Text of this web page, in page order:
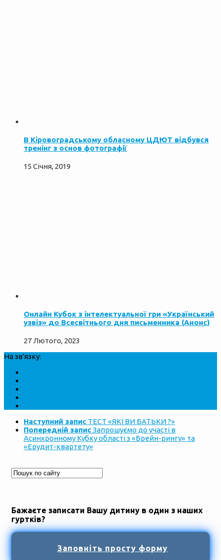
В Кіровоградському обласному ЦДЮТ відбувся
тренінг з основ фотографії
15 Січня, 2019
Онлайн Кубок з інтелектуальної гри «Український
узвіз» до Всесвітнього дня письменника (Анонс)
27 Лютого, 2023
На зв'язку:
Наступний запис ТЕСТ «ЯКІ ВИ БАТЬКИ ?»
Попередній записЗапрошуємо до участі в
Асинхронному Кубку області з «Брейн-рингу» та
«Ерудит-квартету»
Бажаєте записати Вашу дитину в один з наших
гуртків?
Заповніть просту форму